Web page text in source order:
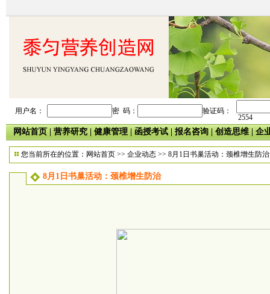
用户名： 密 码： 验证码：
2554
网站首页 营养研究 健康管理 函授考试 报名咨询 创造思维| 企
您当前所在的位置： 网站首页 >> 企业动态 >> 8月1日书巢活动：颈椎增生防治
8月1日书巢活动：颈椎增生防治